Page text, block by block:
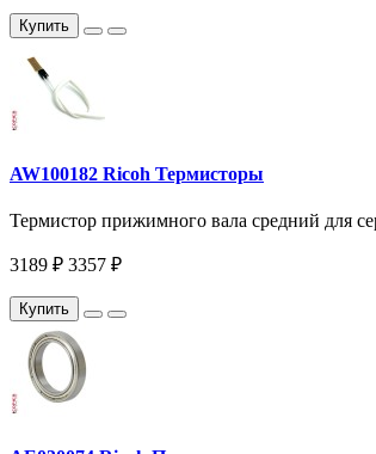
Купить
AW100182 Ricoh Термисторы
Термистор прижимного вала средний для
3189 ₽ 3357 ₽
Купить